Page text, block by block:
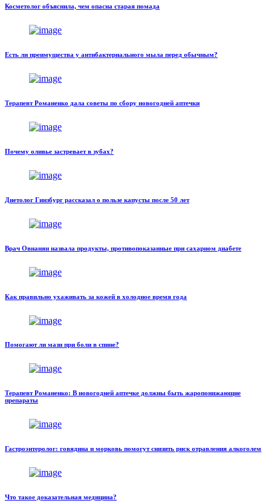
Косметолог объяснила, чем опасна старая помада
Есть ли преимущества у антибактериального мыла перед обычным?
Терапевт Романенко дала советы по сбору новогодней аптечки
Почему оливье застревает в зубах?
Диетолог Гинзбург рассказал о пользе капусты после 50 лет
Врач Овнанян назвала продукты, противопоказанные при сахарном диабете
Как правильно ухаживать за кожей в холодное время года
Помогают ли мази при боли в спине?
Терапевт Романенко: В новогодней аптечке должны быть жаропонижающие
препараты
Гастроэнтеролог: говядина и морковь помогут снизить риск отравления алкоголем
Что такое доказательная медицина?